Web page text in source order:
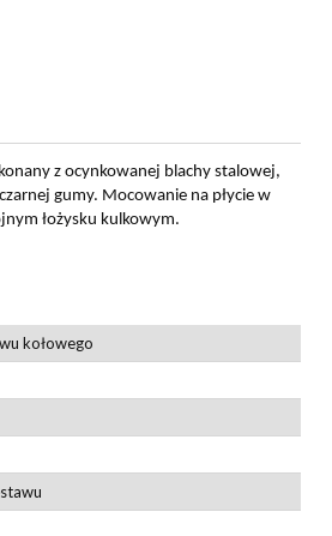
z ocynkowanej blachy stalowej,
gumy. Mocowanie na płycie w
łożysku kulkowym.
kołowego